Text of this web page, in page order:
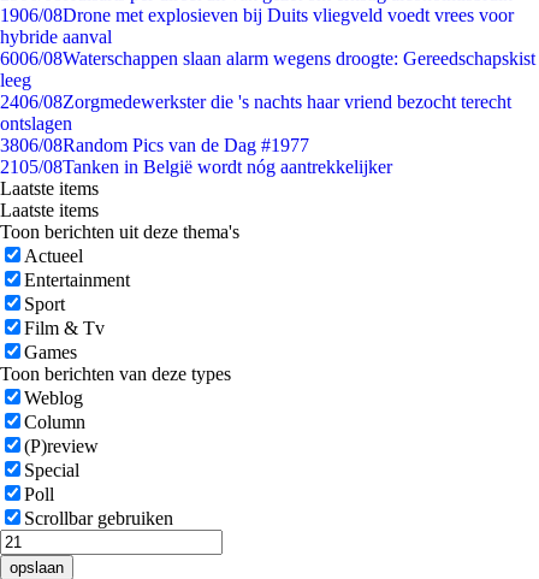
1906/08Drone met explosieven bij Duits vliegveld voedt vrees voor
hybride aanval
6006/08Waterschappen slaan alarm wegens droogte: Gereedschapskist
leeg
2406/08Zorgmedewerkster die 's nachts haar vriend bezocht terecht
ontslagen
3806/08Random Pics van de Dag #1977
2105/08Tanken in België wordt nóg aantrekkelijker
Laatste items
Laatste items
Toon berichten uit deze thema's
Actueel
Entertainment
Sport
Film & Tv
Games
Toon berichten van deze types
Weblog
Column
(P)review
Special
Poll
Scrollbar gebruiken
opslaan